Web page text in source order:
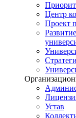
Центр
Проект
Устав